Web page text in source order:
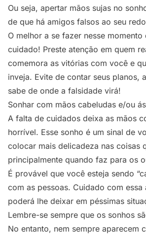
Ou seja, apertar mãos sujas no
de que há amigos falsos ao seu
O melhor a se fazer nesse momento
cuidado! Preste atenção em quem
comemora as vitórias com você e
inveja. Evite de contar seus planos,
sabe de onde a falsidade virá!
Sonhar com mãos cabeludas e/ou
A falta de cuidados deixa as mãos
horrível. Esse sonho é um sinal de
colocar mais delicadeza nas coisas
principalmente quando faz para os
É provável que você esteja sendo
com as pessoas. Cuidado com essa
poderá lhe deixar em péssimas
Lembre-se sempre que os sonhos
No entanto, nem sempre aparecem